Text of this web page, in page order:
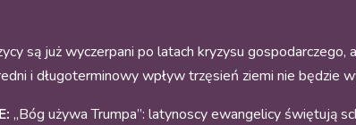
są już wyczerpani po latach kryzysu
i długoterminowy wpływ trzęsień ziemi nie będzie
„Bóg używa Trumpa”: latynoscy ewangelicy świętują